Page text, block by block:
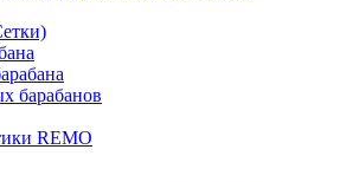
барабанов
REMO